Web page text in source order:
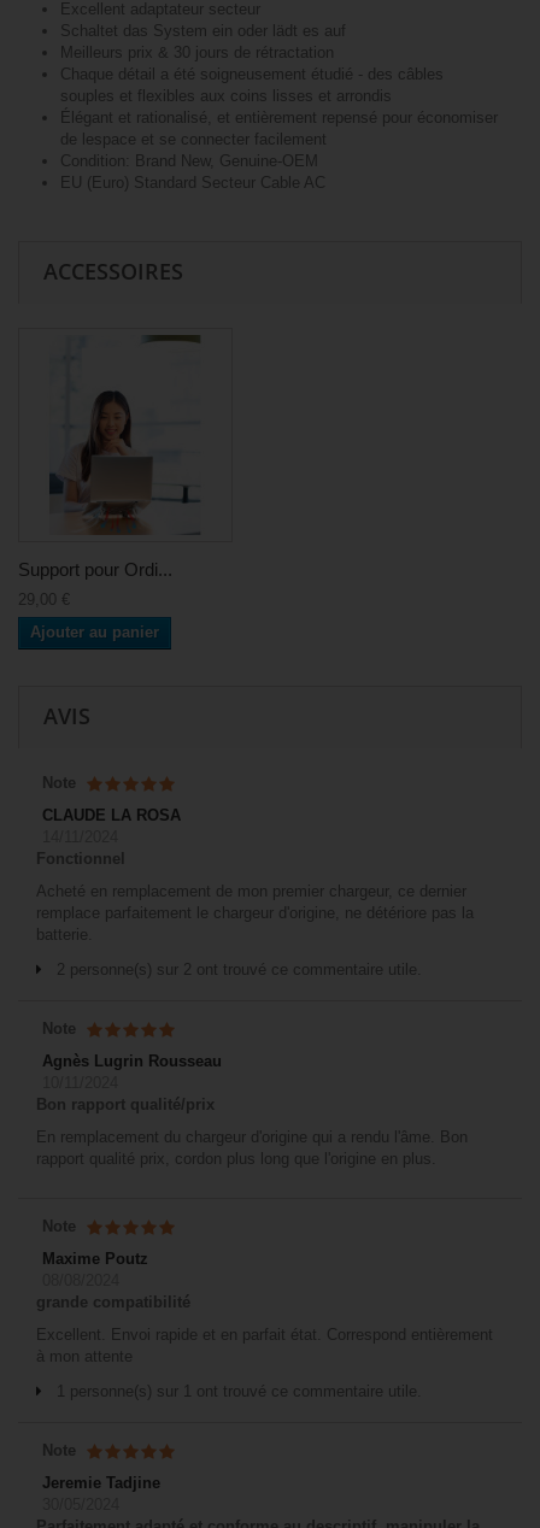
Excellent adaptateur secteur
Schaltet das System ein oder lädt es auf
Meilleurs prix & 30 jours de rétractation
Chaque détail a été soigneusement étudié - des câbles
souples et flexibles aux coins lisses et arrondis
Élégant et rationalisé, et entièrement repensé pour économiser
de lespace et se connecter facilement
Condition: Brand New, Genuine-OEM
EU (Euro) Standard Secteur Cable AC
ACCESSOIRES
Support pour Ordi...
29,00 €
Ajouter au panier
AVIS
Note
CLAUDE LA ROSA
Fonctionnel
Acheté en remplacement de mon premier chargeur, ce dernier
remplace parfaitement le chargeur d'origine, ne détériore pas la
batterie.
2 personne(s) sur 2 ont trouvé ce commentaire utile.
Note
Agnès Lugrin Rousseau
Bon rapport qualité/prix
En remplacement du chargeur d'origine qui a rendu l'âme. Bon
rapport qualité prix, cordon plus long que l'origine en plus.
Note
Maxime Poutz
grande compatibilité
Excellent. Envoi rapide et en parfait état. Correspond entièrement
à mon attente
1 personne(s) sur 1 ont trouvé ce commentaire utile.
Note
Jeremie Tadjine